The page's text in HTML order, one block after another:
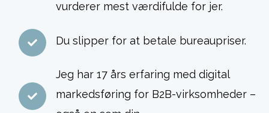
vurderer mest værdifulde for jer.
Du slipper for at betale bureaupriser.
Jeg har 17 års erfaring med digital
markedsføring for B2B-virksomheder –